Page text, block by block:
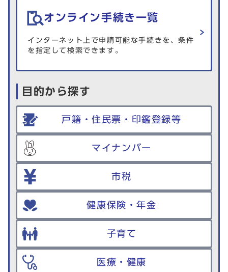
オンライン手続き一覧
インターネット上で申請可能な手続きを、条件
を指定して検索できます。
目的から探す
戸籍・住民票・印鑑登録等
マイナンバー
市税
健康保険・年金
子育て
医療・健康